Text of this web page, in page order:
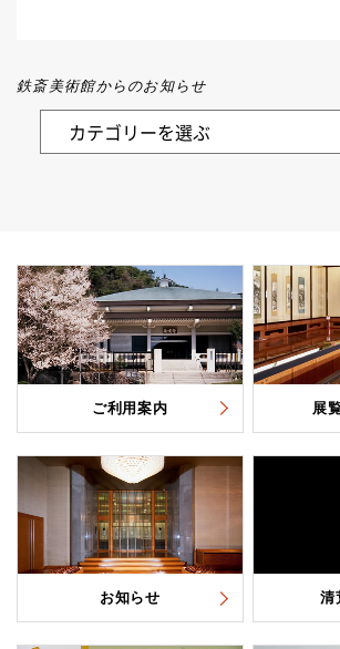
鉄斎美術館からのお知らせ
ご利用案内 展
お知らせ 清